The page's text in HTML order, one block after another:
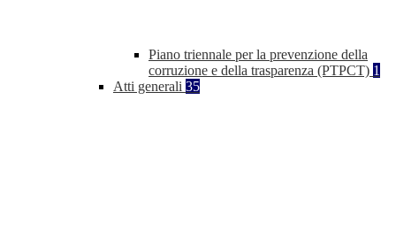
Piano triennale per la prevenzione della
corruzione e della trasparenza (PTPCT) 1
Atti generali 35